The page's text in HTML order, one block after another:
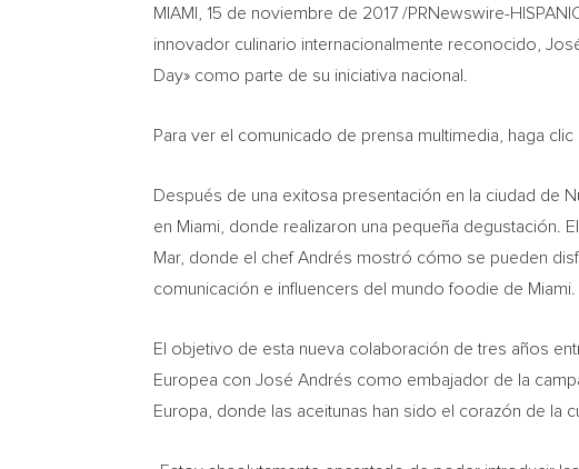
MIAMI , 15 de noviembre de 2017 /PRNewswire-
innovador culinario internacionalmente reconocido,
Day» como parte de su iniciativa nacional.
Para ver el comunicado de prensa multimedia, haga clic
Después de una exitosa presentación en la ciudad de
en Miami , donde realizaron una pequeña degustación.
Mar, donde el chef Andrés mostró cómo se pueden
comunicación e influencers del mundo foodie de Miami
El objetivo de esta nueva colaboración de tres años
Europea con José Andrés como embajador de la
Europa, donde las aceitunas han sido el corazón de la